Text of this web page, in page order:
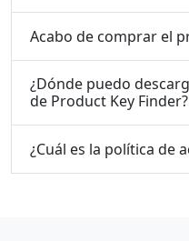
Acabo de comprar el
¿Dónde puedo
de Product Key Finder?
¿Cuál es la política de